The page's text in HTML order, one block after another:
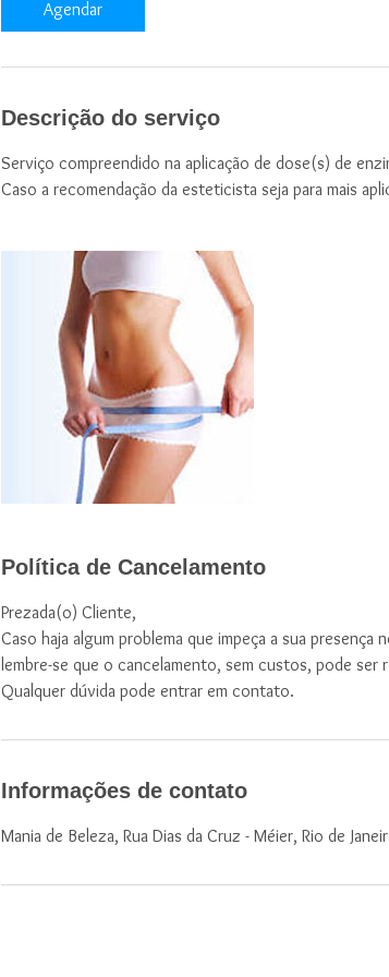
Agendar
Descrição do serviço
Serviço compreendido na aplicação de dose(s) de
Caso a recomendação da esteticista seja para mais
Política de Cancelamento
Prezada(o) Cliente,
Caso haja algum problema que impeça a sua
lembre-se que o cancelamento, sem custos, pode
Qualquer dúvida pode entrar em contato.
Informações de contato
Mania de Beleza, Rua Dias da Cruz - Méier, Rio de